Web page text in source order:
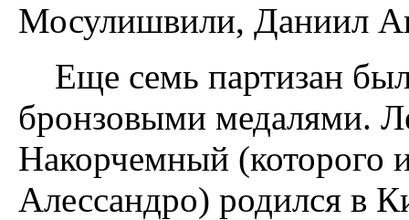
Мосулишвили, Даниил
Еще семь партизан
бронзовыми медалями.
Накорчемный (которого
Алессандро) родился в